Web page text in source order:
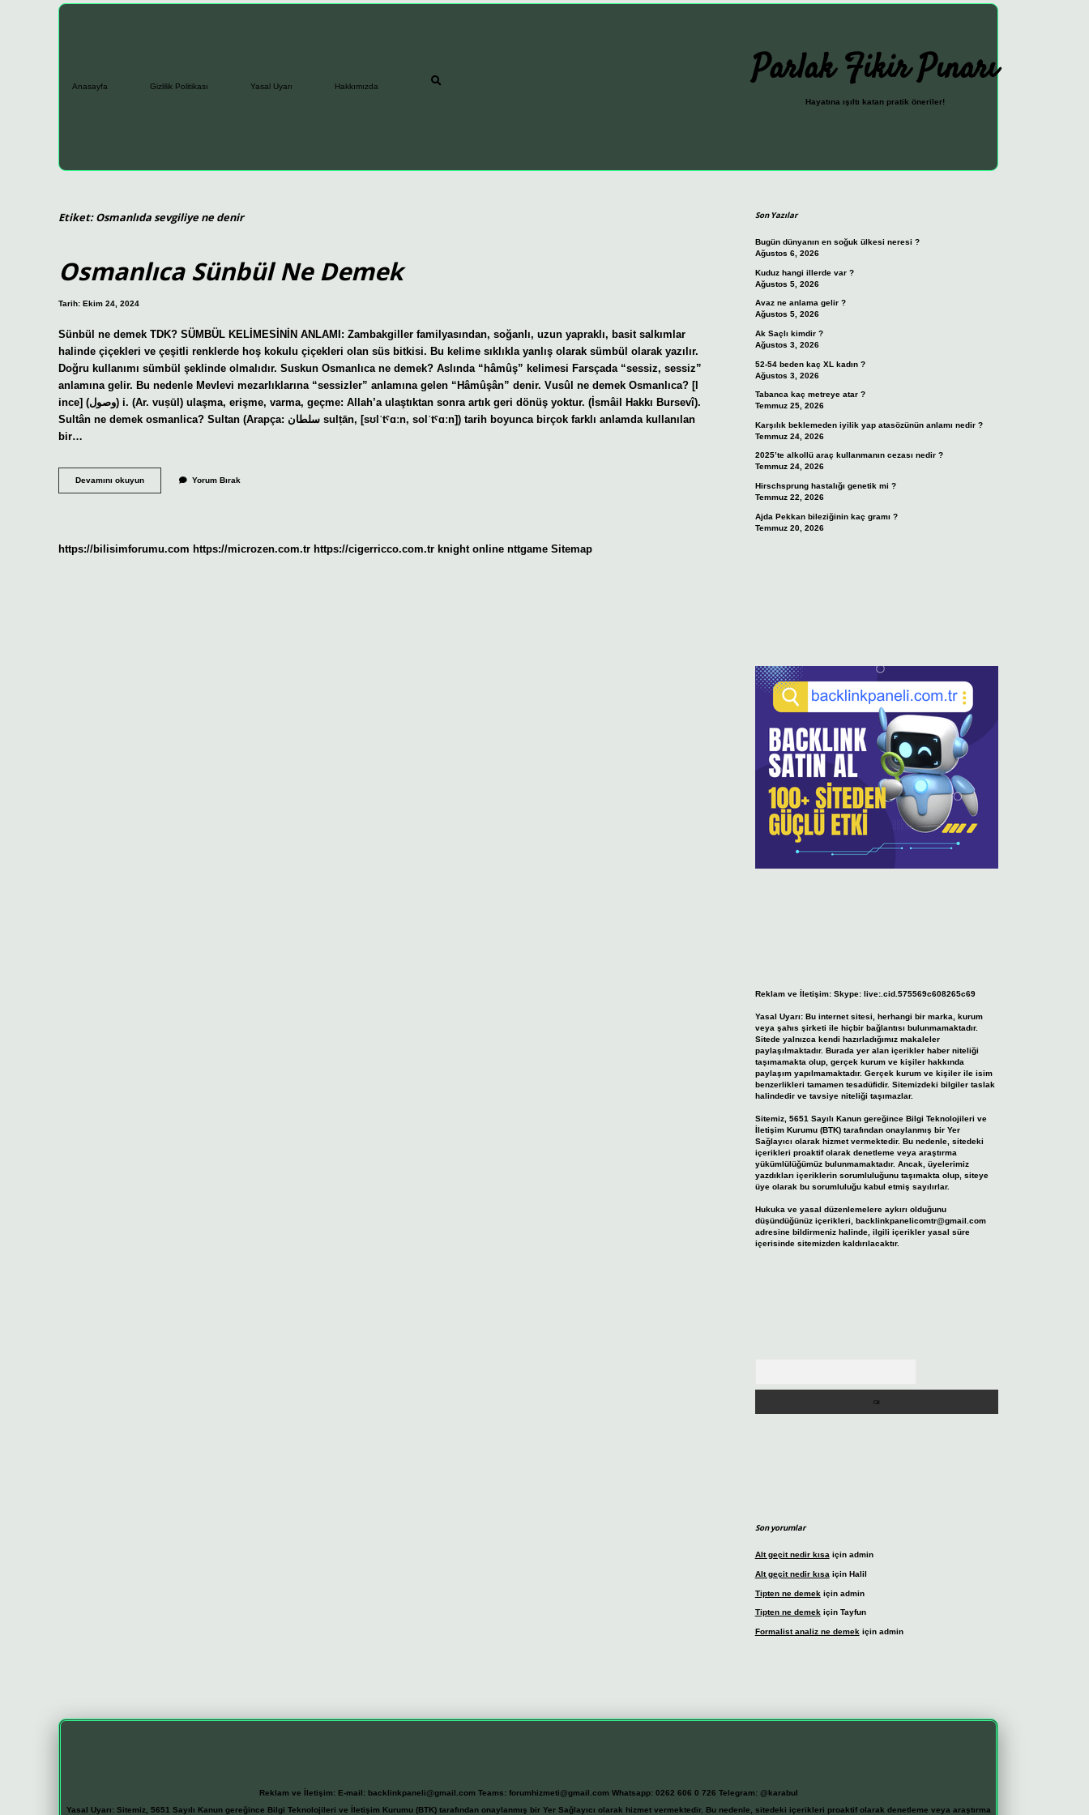
Anasayfa Gizlilik Politikası Yasal Uyarı Hakkımızda Parlak Fikir Pınarı
Hayatına ışıltı katan pratik öneriler!
Etiket:Osmanlıda sevgiliye ne denir
Osmanlıca Sünbül Ne Demek
Tarih: Ekim 24, 2024
Sünbül ne demek TDK? SÜMBÜL KELİMESİNİN ANLAMI: Zambakgiller familyasından, soğanlı, uzun yapraklı, basit salkımlar
halinde çiçekleri ve çeşitli renklerde hoş kokulu çiçekleri olan süs bitkisi. Bu kelime sıklıkla yanlış olarak sümbül olarak yazılır.
Doğru kullanımı sümbül şeklinde olmalıdır. Suskun Osmanlıca ne demek? Aslında “hâmûş” kelimesi Farsçada “sessiz, sessiz”
anlamına gelir. Bu nedenle Mevlevi mezarlıklarına “sessizler” anlamına gelen “Hâmûşân” denir. Vusûl ne demek Osmanlıca? [l
ince] (ﻭﺻﻮﻝ) i. (Ar. vuṣūl) ulaşma, erişme, varma, geçme: Allah’a ulaştıktan sonra artık geri dönüş yoktur. (İsmâil Hakkı Bursevî).
Sultân ne demek osmanlica? Sultan (Arapça: سلطان sulṭān, [sʊlˈtˤɑːn, solˈtˤɑːn]) tarih boyunca birçok farklı anlamda kullanılan
bir…
Devamını okuyunOsmanlıca
Sünbül
Yorum Bırak
https://bilisimforumu.com https://microzen.com.tr https://cigerricco.com.tr knight online nttgame Sitemap
Son Yazılar
Bugün dünyanın en soğuk ülkesi neresi ?
Ağustos 6, 2026
Kuduz hangi illerde var ?
Ağustos 5, 2026
Avaz ne anlama gelir ?
Ağustos 5, 2026
Ak Saçlı kimdir ?
Ağustos 3, 2026
52-54 beden kaç XL kadın ?
Ağustos 3, 2026
Tabanca kaç metreye atar ?
Temmuz 25, 2026
Karşılık beklemeden iyilik yap atasözünün anlamı nedir ?
Temmuz 24, 2026
2025’te alkollü araç kullanmanın cezası nedir ?
Temmuz 24, 2026
Hirschsprung hastalığı genetik mi ?
Temmuz 22, 2026
Ajda Pekkan bileziğinin kaç gramı ?
Temmuz 20, 2026
Reklam ve İletişim: Skype: live:.cid.575569c608265c69
Yasal Uyarı: Bu internet sitesi, herhangi bir marka, kurum
veya şahıs şirketi ile hiçbir bağlantısı bulunmamaktadır.
Sitede yalnızca kendi hazırladığımız makaleler
paylaşılmaktadır. Burada yer alan içerikler haber niteliği
taşımamakta olup, gerçek kurum ve kişiler hakkında
paylaşım yapılmamaktadır. Gerçek kurum ve kişiler ile isim
benzerlikleri tamamen tesadüfidir. Sitemizdeki bilgiler taslak
halindedir ve tavsiye niteliği taşımazlar.
Sitemiz, 5651 Sayılı Kanun gereğince Bilgi Teknolojileri ve
İletişim Kurumu (BTK) tarafından onaylanmış bir Yer
Sağlayıcı olarak hizmet vermektedir. Bu nedenle, sitedeki
içerikleri proaktif olarak denetleme veya araştırma
yükümlülüğümüz bulunmamaktadır. Ancak, üyelerimiz
yazdıkları içeriklerin sorumluluğunu taşımakta olup, siteye
üye olarak bu sorumluluğu kabul etmiş sayılırlar.
Hukuka ve yasal düzenlemelere aykırı olduğunu
düşündüğünüz içerikleri, backlinkpanelicomtr@gmail.com
adresine bildirmeniz halinde, ilgili içerikler yasal süre
içerisinde sitemizden kaldırılacaktır.
Son yorumlar
Alt geçit nedir kısaiçin admin
Alt geçit nedir kısa için Halil
Tipten ne demek için admin
Tipten ne demek için Tayfun
Formalist analiz ne demek için admin
Reklam ve İletişim: E-mail: backlinkpaneli@gmail.com Teams: forumhizmeti@gmail.com Whatsapp: 0262 606 0 726 Telegram: @karabul
Yasal Uyarı:Sitemiz, 5651 Sayılı Kanun gereğince Bilgi Teknolojileri ve İletişim Kurumu (BTK) tarafından onaylanmış bir Yer Sağlayıcı olarak hizmet vermektedir. Bu nedenle, sitedeki içerikleri proaktif olarak denetleme veya araştırma